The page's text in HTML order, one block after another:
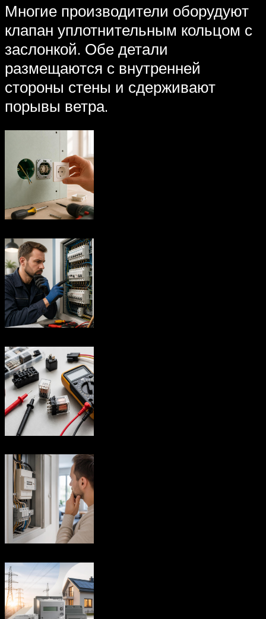
Многие производители оборудуют
клапан уплотнительным кольцом с
заслонкой. Обе детали
размещаются с внутренней
стороны стены и сдерживают
порывы ветра.